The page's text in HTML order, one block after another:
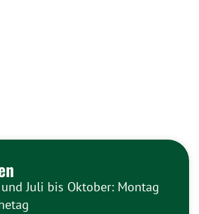
Juli bis Oktober: Montag